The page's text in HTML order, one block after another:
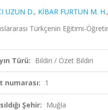
UZUN D., KİBAR FURTUN M. H.,
Türkçenin Eğitimi-
Türü: Bildiri / Özet Bildiri
numarası: 1
Şehir: Muğla